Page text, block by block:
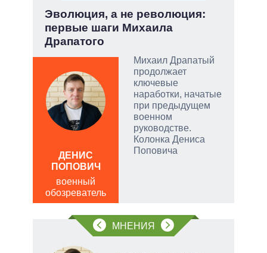
Эволюция, а не революция:
первые шаги Михаила
Драпатого
Михаил Драпатый
продолжает
ключевые
наработки, начатые
при предыдущем
военном
руководстве.
Колонка Дениса
Поповича
ДЕНИС
ПОПОВИЧ
военный
обозреватель
МНЕНИЯ